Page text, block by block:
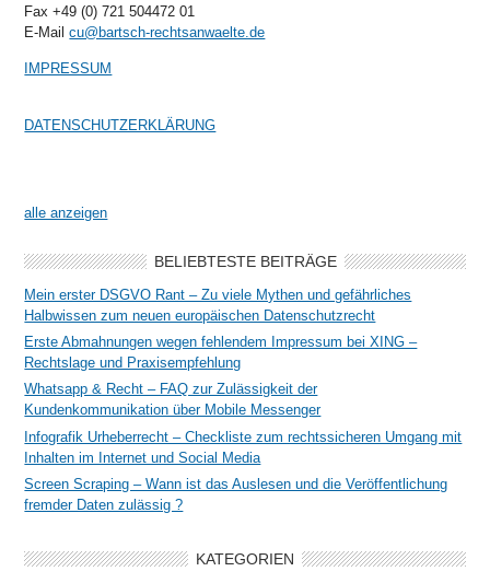
Fax +49 (0) 721 504472 01
E-Mailcu@bartsch-rechtsanwaelte.de
IMPRESSUM
DATENSCHUTZERKLÄRUNG
alle anzeigen
BELIEBTESTE BEITRÄGE
Mein erster DSGVO Rant – Zu viele Mythen und gefährliches
Halbwissen zum neuen europäischen Datenschutzrecht
Erste Abmahnungen wegen fehlendem Impressum bei XING –
Rechtslage und Praxisempfehlung
Whatsapp & Recht – FAQ zur Zulässigkeit der
Kundenkommunikation über Mobile Messenger
Infografik Urheberrecht – Checkliste zum rechtssicheren Umgang mit
Inhalten im Internet und Social Media
Screen Scraping – Wann ist das Auslesen und die Veröffentlichung
fremder Daten zulässig ?
KATEGORIEN